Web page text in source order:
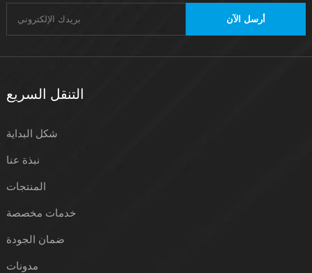
أرسل الآن
التنقل السريع
شكل البداية
نبذة عنا
المنتجات
خدمات مخصصة
ضمان الجودة
مدونات